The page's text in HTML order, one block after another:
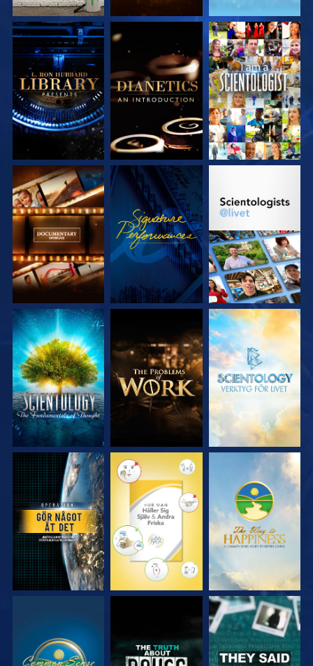
UTFORSKA
SERIEN
UTFORSKA
SERIEN
TITTA
UTFORSKA
SERIEN
TITTA
UTFORSKA
UTFORSKA
SERIEN
UTFORSKA
SERIEN
UTFORSKA
SERIEN
TITTA TITTA TITTA
TITTA TITTA TITTA